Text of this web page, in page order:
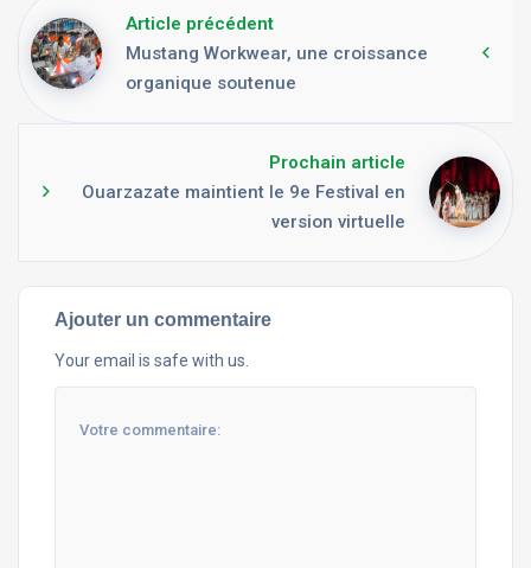
Article précédent
Mustang Workwear, une croissance
organique soutenue
Prochain article
Ouarzazate maintient le 9e Festival en
version virtuelle
Ajouter un commentaire
Your email is safe with us.